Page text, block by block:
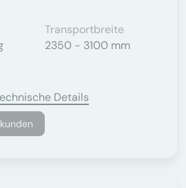
Transportbreite
2350 - 3100 mm
Details